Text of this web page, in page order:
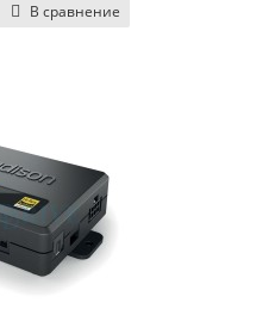
В сравнение